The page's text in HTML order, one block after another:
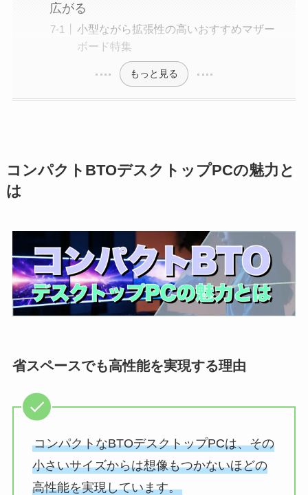
広がる
小型ながら拡張性の高いおすすめマザー
ボード特集
もっと見る
コンパクトBTOデスクトップPCの魅力と
は
省スペースでも高性能を実現する理由
コンパクトなBTOデスクトップPCは、その
小さいサイズからは想像もつかないほどの
高性能を実現しています。